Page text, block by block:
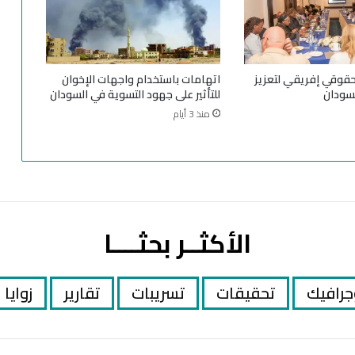
ق
ة
ك
و
ا
س
ن
إفريقي لتعزيز اتهامات باستخدام واجهات الإخوان
للتأثير على جهود التسوية في السودان
منذ 3 أيام
الأكثــر بحثــــا
تحقيقات تسريبات تقارير زوايا